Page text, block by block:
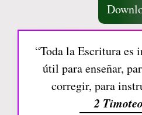
“Toda la Escritura es
útil para enseñar,
corregir, para
2